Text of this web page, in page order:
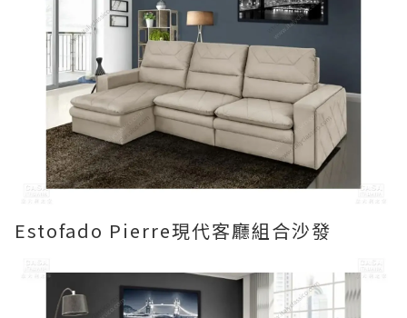
Estofado Pierre現代客廳組合沙發